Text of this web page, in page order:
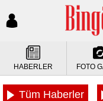
HABERLER FOTO
Tüm Haberler